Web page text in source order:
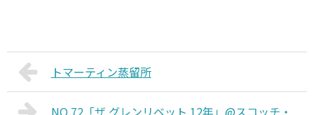
トマーティン蒸留所
NO.72「ザ グレンリベット 12年」@スコッチ・